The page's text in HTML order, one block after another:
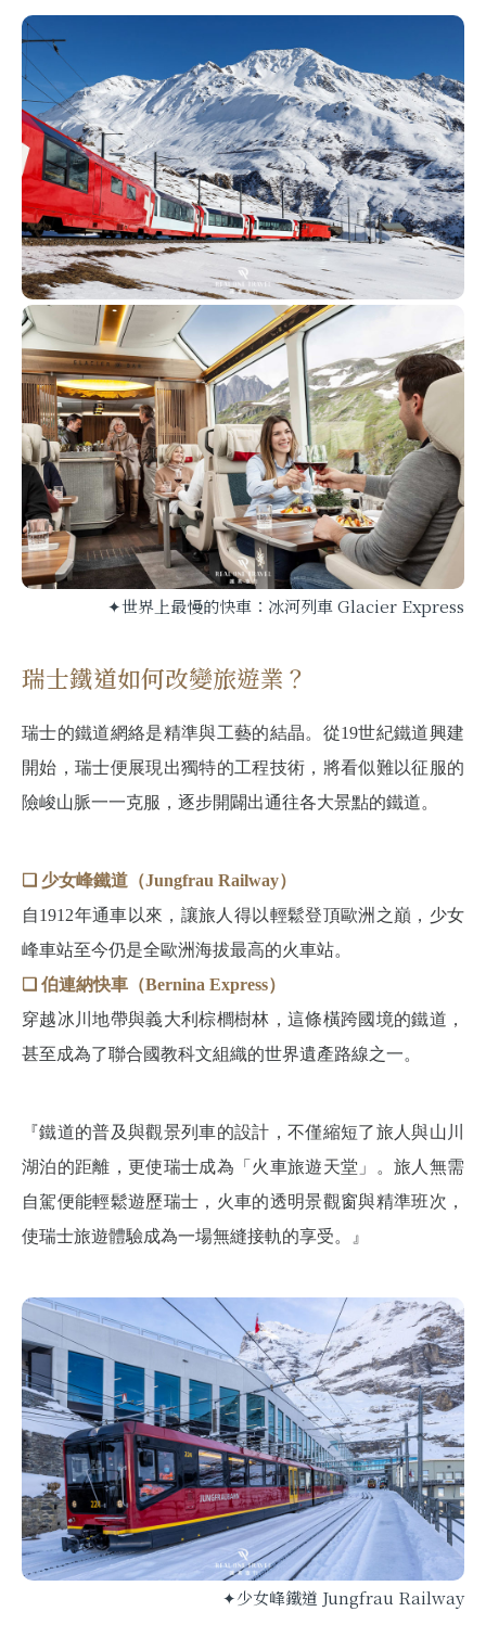
✦世界上最慢的快車：冰河列車 Glacier Express
瑞士鐵道如何改變旅遊業？
瑞士的鐵道網絡是精準與工藝的結晶。從19世紀鐵道興建
開始，瑞士便展現出獨特的工程技術，將看似難以征服的
險峻山脈一一克服，逐步開闢出通往各大景點的鐵道。
❏ 少女峰鐵道（Jungfrau Railway）
自1912年通車以來，讓旅人得以輕鬆登頂歐洲之巔，少女
峰車站至今仍是全歐洲海拔最高的火車站。
❏ 伯連納快車（Bernina Express）
穿越冰川地帶與義大利棕櫚樹林，這條橫跨國境的鐵道，
甚至成為了聯合國教科文組織的世界遺產路線之一。
『鐵道的普及與觀景列車的設計，不僅縮短了旅人與山川
湖泊的距離，更使瑞士成為「火車旅遊天堂」。旅人無需
自駕便能輕鬆遊歷瑞士，火車的透明景觀窗與精準班次，
使瑞士旅遊體驗成為一場無縫接軌的享受。』
✦少女峰鐵道 Jungfrau Railway